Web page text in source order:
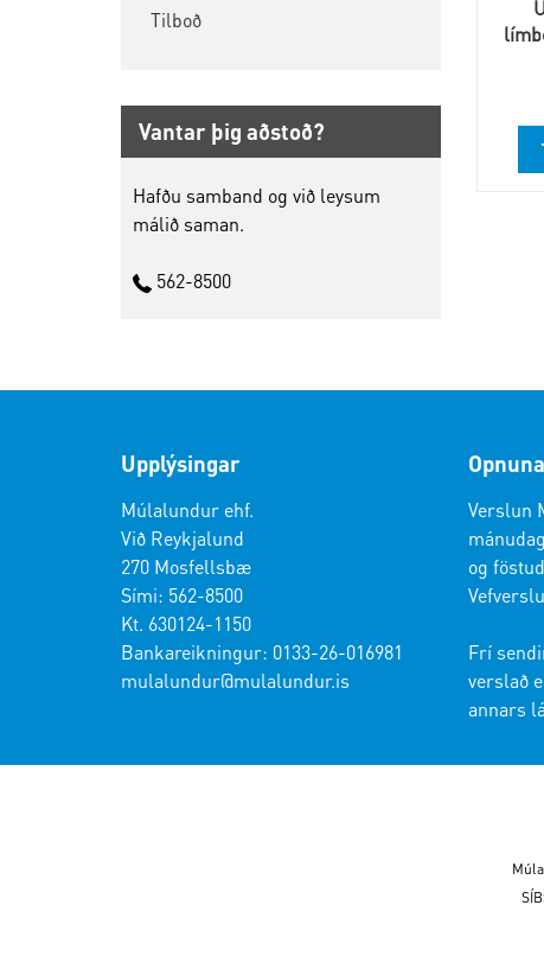
Tilboð
Vantar þig aðstoð?
Hafðu samband og við leysum
málið saman.
562-8500
Upplýsingar
Múlalundur ehf.
Við Reykjalund
270 Mosfellsbæ
Sími: 562-8500
Kt. 630124-1150
Bankareikningur: 0133-26-016981
mulalundur@mulalundur.is
Verslun
og
Frí
verslað
annars